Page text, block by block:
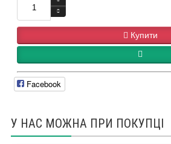
Купити
Facebook
У НАС МОЖНА ПРИ ПОКУПЦІ